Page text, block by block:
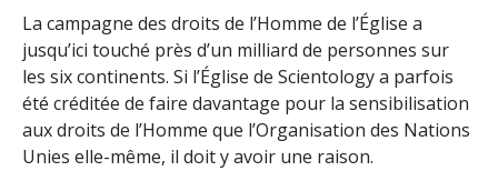
La campagne des droits de l’Homme de l’Église a
jusqu’ici touché près d’un milliard de personnes sur
les six continents. Si l’Église de Scientology a parfois
été créditée de faire davantage pour la sensibilisation
aux droits de l’Homme que l’Organisation des Nations
Unies elle-même, il doit y avoir une raison.